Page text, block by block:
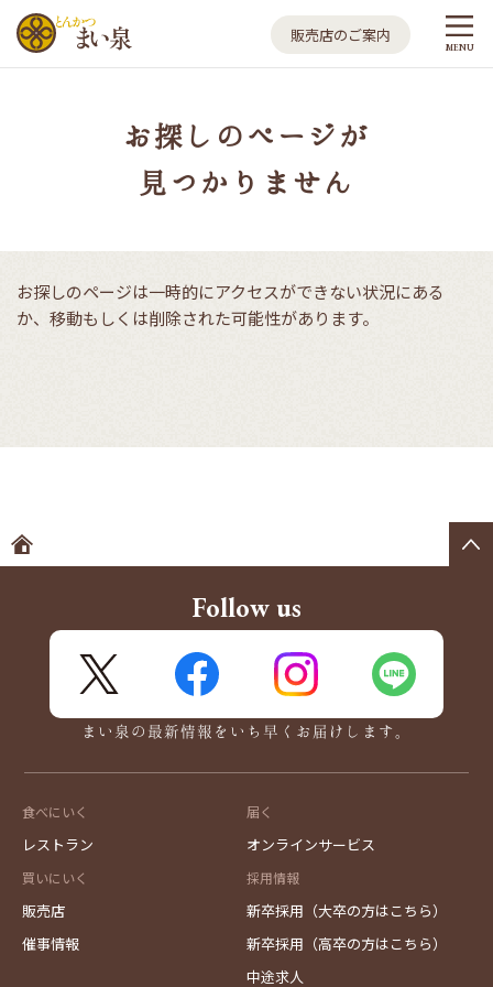
とんかつ まい泉
販売店のご案内
MENU
お探しのページが
見つかりません
お探しのページは一時的にアクセスができない状況にある
か、移動もしくは削除された可能性があります。
Follow us
FaceBook Instagram
まい泉の最新情報をいち早くお届けします。
食べにいく
レストラン
買いにいく
販売店
催事情報
届く
オンラインサービス
採用情報
新卒採用（大卒の方はこちら）
新卒採用（高卒の方はこちら）
中途求人